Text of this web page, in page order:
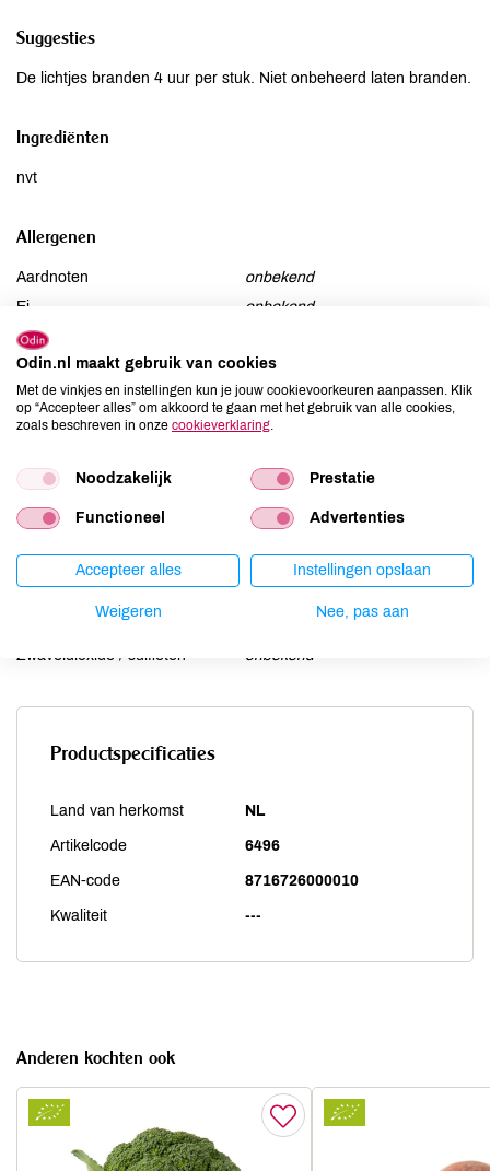
Suggesties
De lichtjes branden 4 uur per stuk. Niet onbeheerd laten branden.
Ingrediënten
nvt
Allergenen
Aardnoten
onbekend
Ei
onbekend
Gluten
Lactose
onbekend
Lupine
onbekend
Mosterd
onbekend
Schaaldieren
onbekend
Selderij
onbekend
onbekend
Zwaveldioxide / sulfieten
onbekend
Productspecificaties
Land van herkomst NL
Artikelcode 6496
EAN-code 8716726000010
Kwaliteit ---
Anderen kochten ook
Odin.nl maakt gebruik van cookies
Met de vinkjes en instellingen kun je jouw cookievoorkeuren aanpassen. Klik
op “Accepteer alles” om akkoord te gaan met het gebruik van alle cookies,
zoals beschreven in onze cookieverklaring
Noodzakelijk Prestatie
Functioneel Advertenties
Accepteer alles Instellingen opslaan
Weigeren Nee, pas aan